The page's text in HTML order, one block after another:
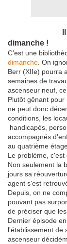
Il
dimanche !
C’est une
dimanche . On
Berr (XIIe) pourra
semaines de
ascenseur neuf,
Plutôt gênant
ne peut donc
conditions, les
handicapés,
accompagnés
au quatrième
Le problème, c'est
Non seulement la
jours sa
agent s'est
Depuis, on ne
pouvant pas
de préciser que
Dernier épisode
l'établissement de
ascenseur